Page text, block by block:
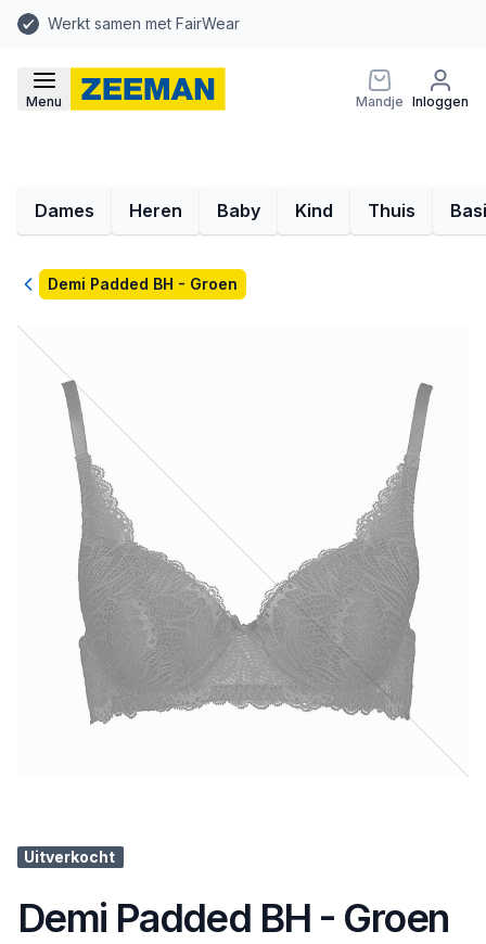
Werkt samen met FairWear
Menu Mandje Inloggen
Dames Heren Baby Kind Thuis
TerugDemi Padded BH - Groen
Uitverkocht
Demi Padded BH - Groen